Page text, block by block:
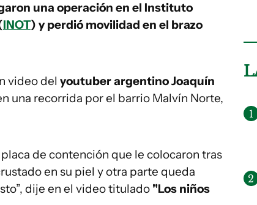
una operación en el Instituto
INOT) y perdió movilidad en el brazo
video del youtuber argentino Joaquín
una recorrida por el barrio Malvín Norte,
de contención que le colocaron tras
en su piel y otra parte queda
dije en el video titulado "Los niños